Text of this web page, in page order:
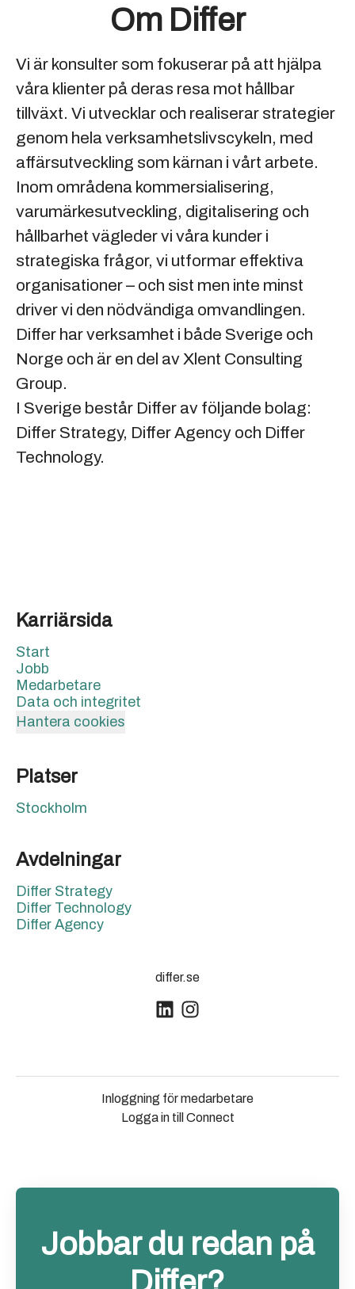
Om Differ
Vi är konsulter som fokuserar på att hjälpa
våra klienter på deras resa mot hållbar
tillväxt. Vi utvecklar och realiserar strategier
genom hela verksamhetslivscykeln, med
affärsutveckling som kärnan i vårt arbete.
Inom områdena kommersialisering,
varumärkesutveckling, digitalisering och
hållbarhet vägleder vi våra kunder i
strategiska frågor, vi utformar effektiva
organisationer – och sist men inte minst
driver vi den nödvändiga omvandlingen.
Differ har verksamhet i både Sverige och
Norge och är en del av Xlent Consulting
Group.
I Sverige består Differ av följande bolag:
Differ Strategy, Differ Agency och Differ
Technology.
Karriärsida
Start
Jobb
Medarbetare
Data och integritet
Hantera cookies
Platser
Stockholm
Avdelningar
Differ Strategy
Differ Technology
Differ Agency
differ.se
Inloggning för medarbetare
Logga in till Connect
Jobbar du redan på